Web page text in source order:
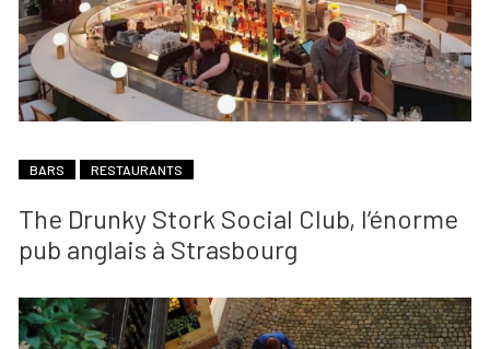
BARS RESTAURANTS
The Drunky Stork Social Club, l’énorme
pub anglais à Strasbourg